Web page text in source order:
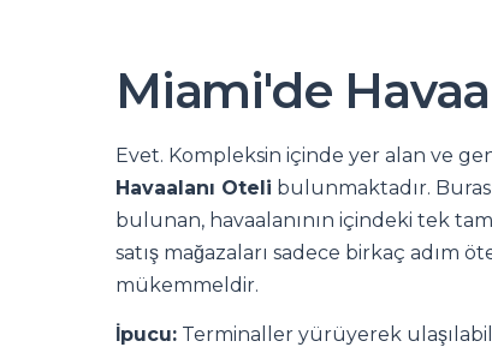
Miami'de
Evet. Kompleksin içinde yer alan ve
Havaalanı Oteli bulunmaktadır.
bulunan, havaalanının içindeki tek
satış mağazaları sadece birkaç adım
mükemmeldir.
İpucu: Terminaller yürüyerek